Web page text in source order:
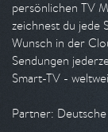
persönlichen TV
zeichnest du jede
Wunsch in der
Sendungen
Smart-TV -
Partner: